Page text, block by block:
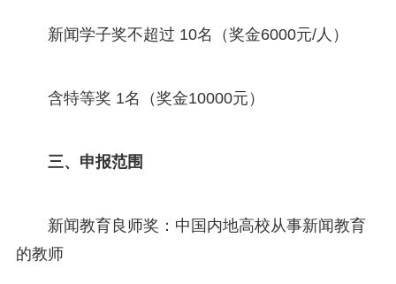
新闻学子奖不超过 10名（奖金6000元/人）
含特等奖 1名（奖金10000元）
三、申报范围
新闻教育良师奖：中国内地高校从事新闻教育
的教师